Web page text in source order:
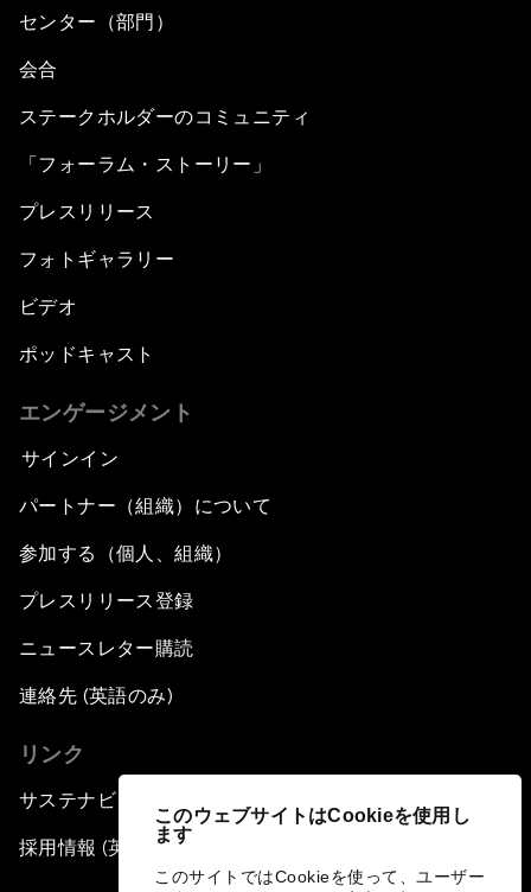
このウェブサイトはCookieを使用し
ます
このサイトではCookieを使って、ユーザー
センター（部門）
会合
ステークホルダーのコミュニティ
「フォーラム・ストーリー」
プレスリリース
フォトギャラリー
ビデオ
ポッドキャスト
エンゲージメント
サインイン
パートナー（組織）について
参加する（個人、組織）
プレスリリース登録
ニュースレター購読
連絡先 (英語のみ)
リンク
サステナビリティへの取り組み
採用情報 (英語のみ)